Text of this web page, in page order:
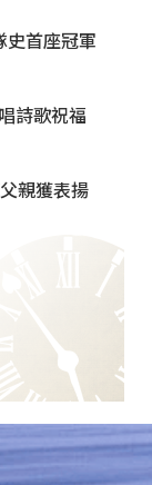
史首座冠軍
詩歌祝福
親獲表揚